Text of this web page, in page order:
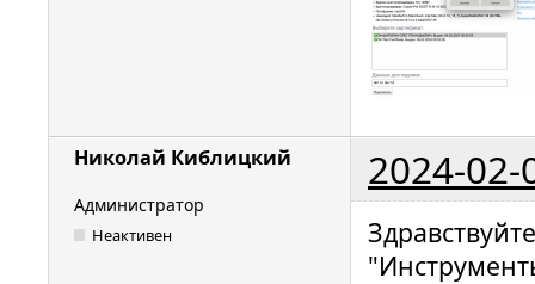
Николай Киблицкий 2024-02-
Администратор
Неактивен